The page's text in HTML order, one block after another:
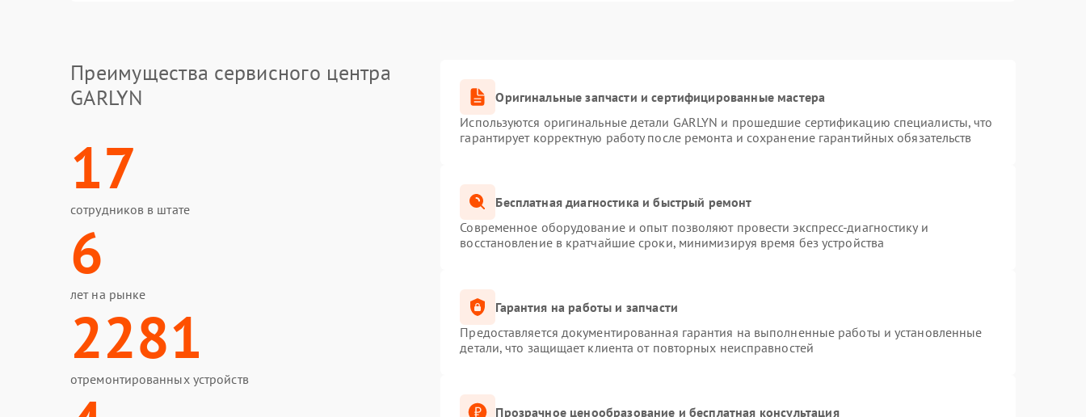
Преимущества сервисного центра
GARLYN
17
сотрудников в штате
6
лет на рынке
2281
отремонтированных устройств
Оригинальные запчасти и сертифицированные мастера
Используются оригинальные детали GARLYN и прошедшие сертификацию специалисты, что
гарантирует корректную работу после ремонта и сохранение гарантийных обязательств
Бесплатная диагностика и быстрый ремонт
Современное оборудование и опыт позволяют провести экспресс-диагностику и
восстановление в кратчайшие сроки, минимизируя время без устройства
Гарантия на работы и запчасти
Предоставляется документированная гарантия на выполненные работы и установленные
детали, что защищает клиента от повторных неисправностей
Прозрачное ценообразование и бесплатная консультация